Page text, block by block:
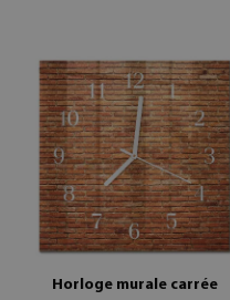
Horloge murale carrée